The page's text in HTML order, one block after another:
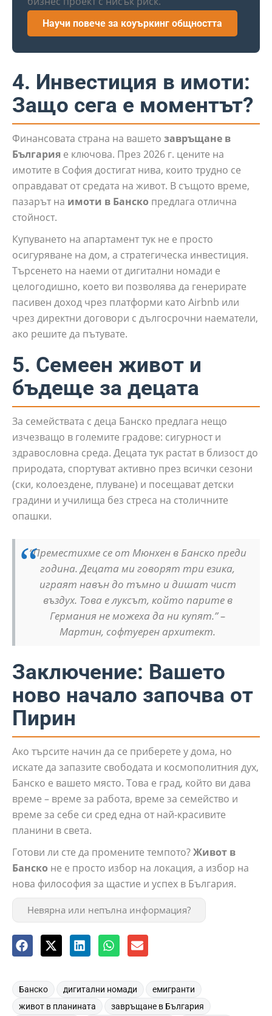
Научи повече за коуъркинг общността
4. Инвестиция в имоти:
Защо сега е моментът?
Финансовата страна на вашето завръщане в
България е ключова. През 2026 г. цените на
имотите в София достигат нива, които трудно се
оправдават от средата на живот. В същото време,
пазарът на имоти в Банско предлага отлична
стойност.
Купуването на апартамент тук не е просто
осигуряване на дом, а стратегическа инвестиция.
Търсенето на наеми от дигитални номади е
целогодишно, което ви позволява да генерирате
пасивен доход чрез платформи като Airbnb или
чрез директни договори с дългосрочни наематели,
ако решите да пътувате.
5. Семеен живот и
бъдеще за децата
За семействата с деца Банско предлага нещо
изчезващо в големите градове: сигурност и
здравословна среда. Децата тук растат в близост до
природата, спортуват активно през всички сезони
(ски, колоездене, плуване) и посещават детски
градини и училища без стреса на столичните
опашки.
“Преместихме се от Мюнхен в Банско преди
година. Децата ми говорят три езика,
играят навън до тъмно и дишат чист
въздух. Това е луксът, който парите в
Германия не можеха да ни купят.” –
Мартин, софтуерен архитект.
Заключение: Вашето
ново начало започва от
Пирин
Ако търсите начин да се приберете у дома, но
искате да запазите свободата и космополитния дух,
Банско е вашето място. Това е град, който ви дава
време – време за работа, време за семейство и
време за себе си сред една от най-красивите
планини в света.
Готови ли сте да промените темпото?Живот в
Банско не е просто избор на локация, а избор на
нова философия за щастие и успех в България.
Невярна или непълна информация?
Банско дигитални номади емигранти
живот в планината завръщане в България